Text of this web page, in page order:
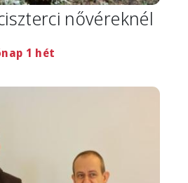
nővéreknél
1 hét